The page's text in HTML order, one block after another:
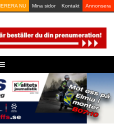
NU Mina sidor Kontakt Annonsera